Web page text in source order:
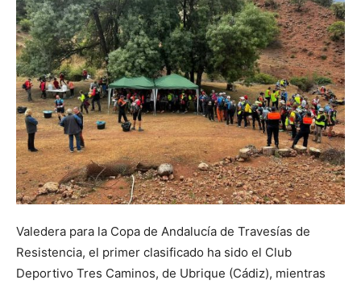
Valedera para la Copa de Andalucía de Travesías de
Resistencia, el primer clasificado ha sido el Club
Deportivo Tres Caminos, de Ubrique (Cádiz), mientras